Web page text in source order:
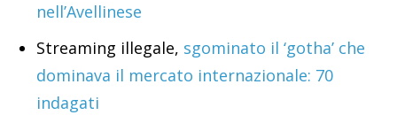
nell’Avellinese
Streaming illegale, sgominato il ‘gotha’ che
dominava il mercato internazionale: 70
indagati